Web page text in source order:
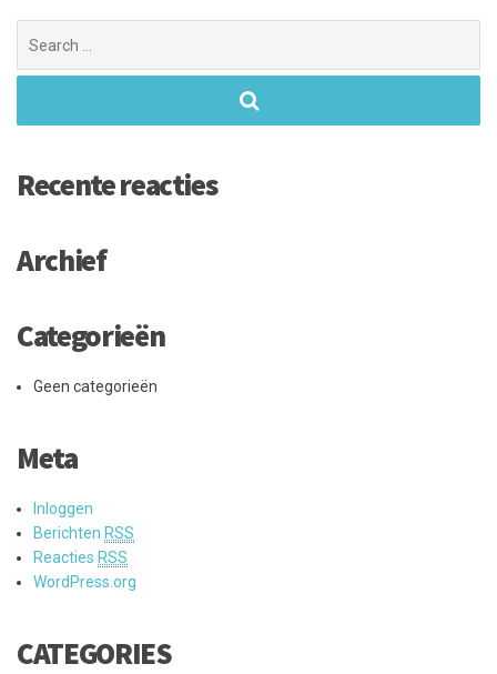
for:
Recente reacties
Archief
Categorieën
Geen categorieën
Meta
Inloggen
Berichten RSS
Reacties RSS
WordPress.org
CATEGORIES